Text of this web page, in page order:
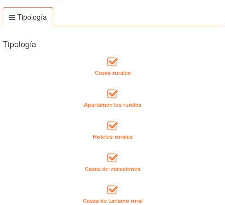
Tipología
Tipología
Casas rurales
Apartamentos rurales
Hoteles rurales
Casas de vacaciones
Casas de turismo rural